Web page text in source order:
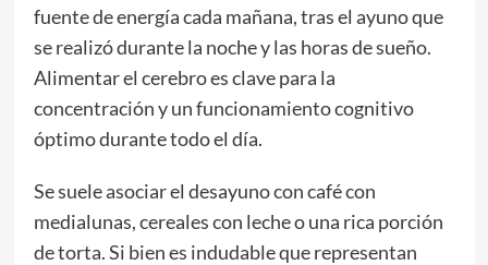
fuente de energía cada mañana, tras el ayuno que
se realizó durante la noche y las horas de sueño.
Alimentar el cerebro es clave para la
concentración y un funcionamiento cognitivo
óptimo durante todo el día.
Se suele asociar el desayuno con café con
medialunas, cereales con leche o una rica porción
de torta. Si bien es indudable que representan